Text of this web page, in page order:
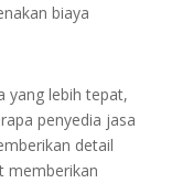
biaya
yang lebih tepat,
penyedia jasa
detail
memberikan